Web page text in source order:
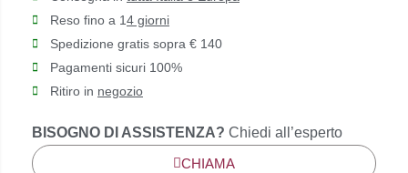
Reso fino a 14 giorni
Spedizione gratis sopra € 140
Pagamenti sicuri 100%
Ritiro in negozio
BISOGNO DI ASSISTENZA? Chiedi all’esperto
CHIAMA